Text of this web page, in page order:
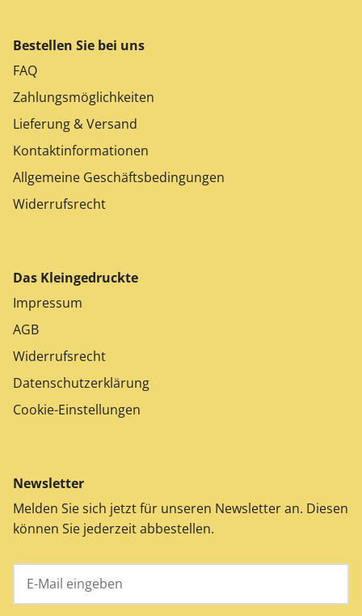
Bestellen Sie bei uns
FAQ
Zahlungsmöglichkeiten
Lieferung & Versand
Kontaktinformationen
Allgemeine Geschäftsbedingungen
Widerrufsrecht
Das Kleingedruckte
Impressum
AGB
Widerrufsrecht
Datenschutzerklärung
Cookie-Einstellungen
Newsletter
Melden Sie sich jetzt für unseren Newsletter an. Diesen
können Sie jederzeit abbestellen.